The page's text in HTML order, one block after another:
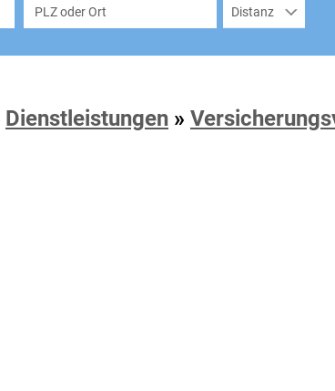
Dienstleistungen »